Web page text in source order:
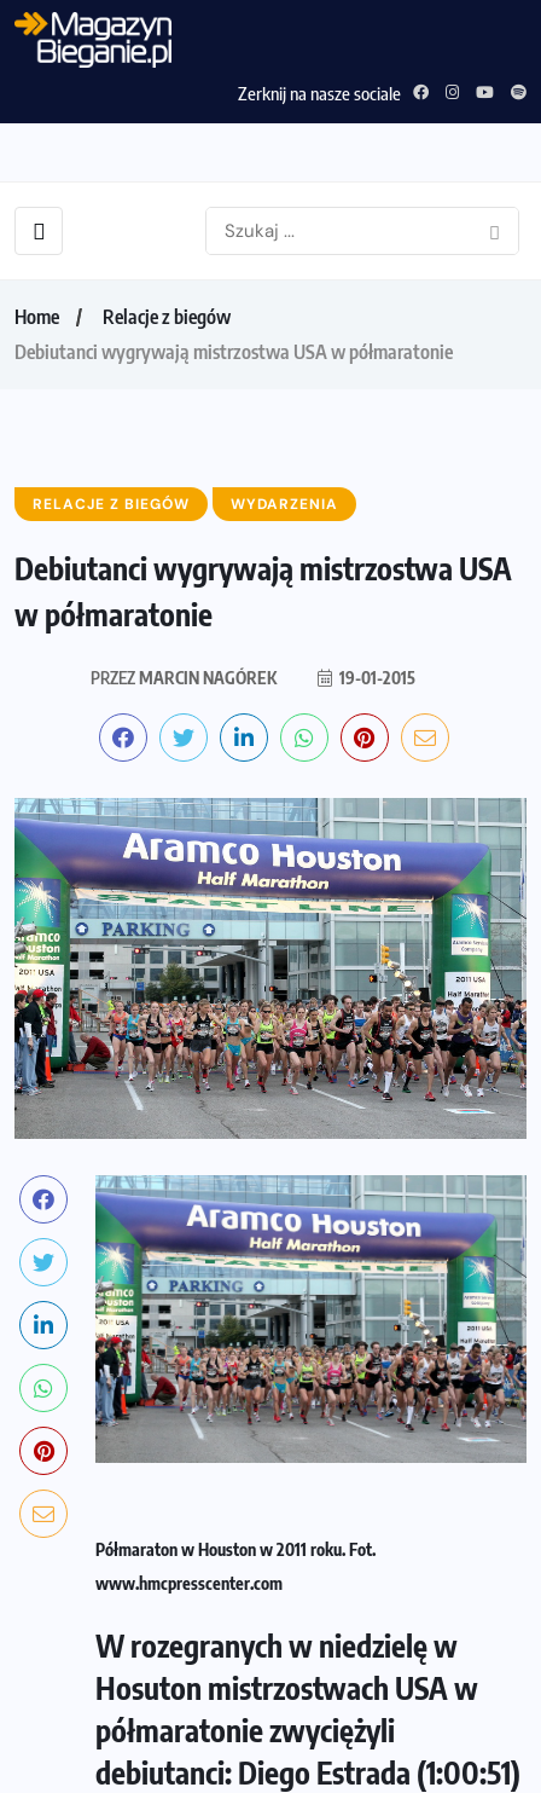
Zerknij na nasze sociale
Home
Relacje z biegów
Debiutanci wygrywają mistrzostwa USA w półmaratonie
RELACJE Z BIEGÓW WYDARZENIA
Debiutanci wygrywają mistrzostwa USA
w półmaratonie
PRZEZMARCIN NAGÓREK 19-01-2015
Półmaraton w Houston w 2011 roku. Fot.
www.hmcpresscenter.com
W rozegranych w niedzielę w
Hosuton mistrzostwach USA w
półmaratonie zwyciężyli
debiutanci: Diego Estrada (1:00:51)